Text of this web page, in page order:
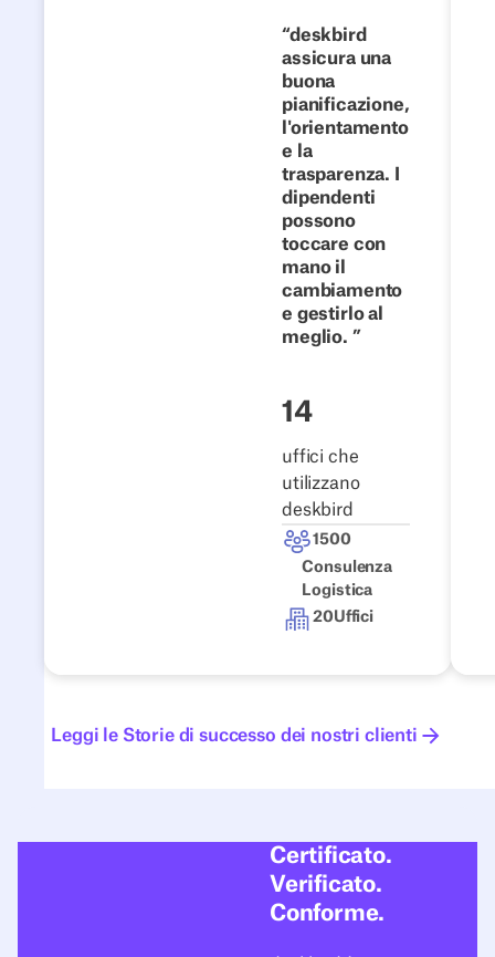
AZIENDALE,
4FLOW
deskbird
assicura una
buona
pianificazione,
l'orientamento
e la
trasparenza. I
dipendenti
possono
toccare con
mano il
cambiamento
e gestirlo al
meglio.
14
uffici che
utilizzano
deskbird
1500
Consulenza
Logistica
20Uffici
Leggi le Storie di successo dei nostri clienti
Leggi le Storie di successo dei nostri clienti
Certificato.
Verificato.
Conforme.